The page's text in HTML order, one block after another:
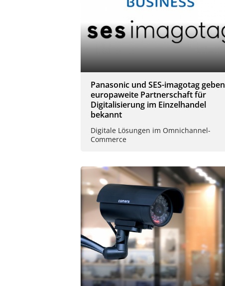
Panasonic und SES-imagotag geben
europaweite Partnerschaft für
Digitalisierung im Einzelhandel
bekannt
Digitale Lösungen im Omnichannel-
Commerce